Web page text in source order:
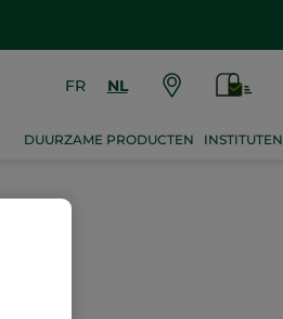
FR NL
DUURZAME PRODUCTEN INSTITUTEN